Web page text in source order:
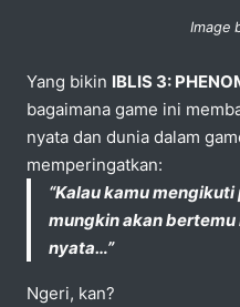
Image
Yang bikin IBLIS 3:
bagaimana game ini
nyata dan dunia dalam
memperingatkan:
“Kalau kamu
mungkin akan
nyata…”
Ngeri, kan?